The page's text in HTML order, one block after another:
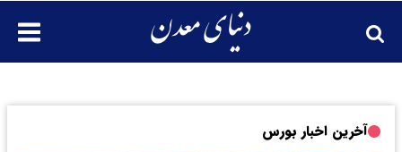
آخرین اخبار بورس